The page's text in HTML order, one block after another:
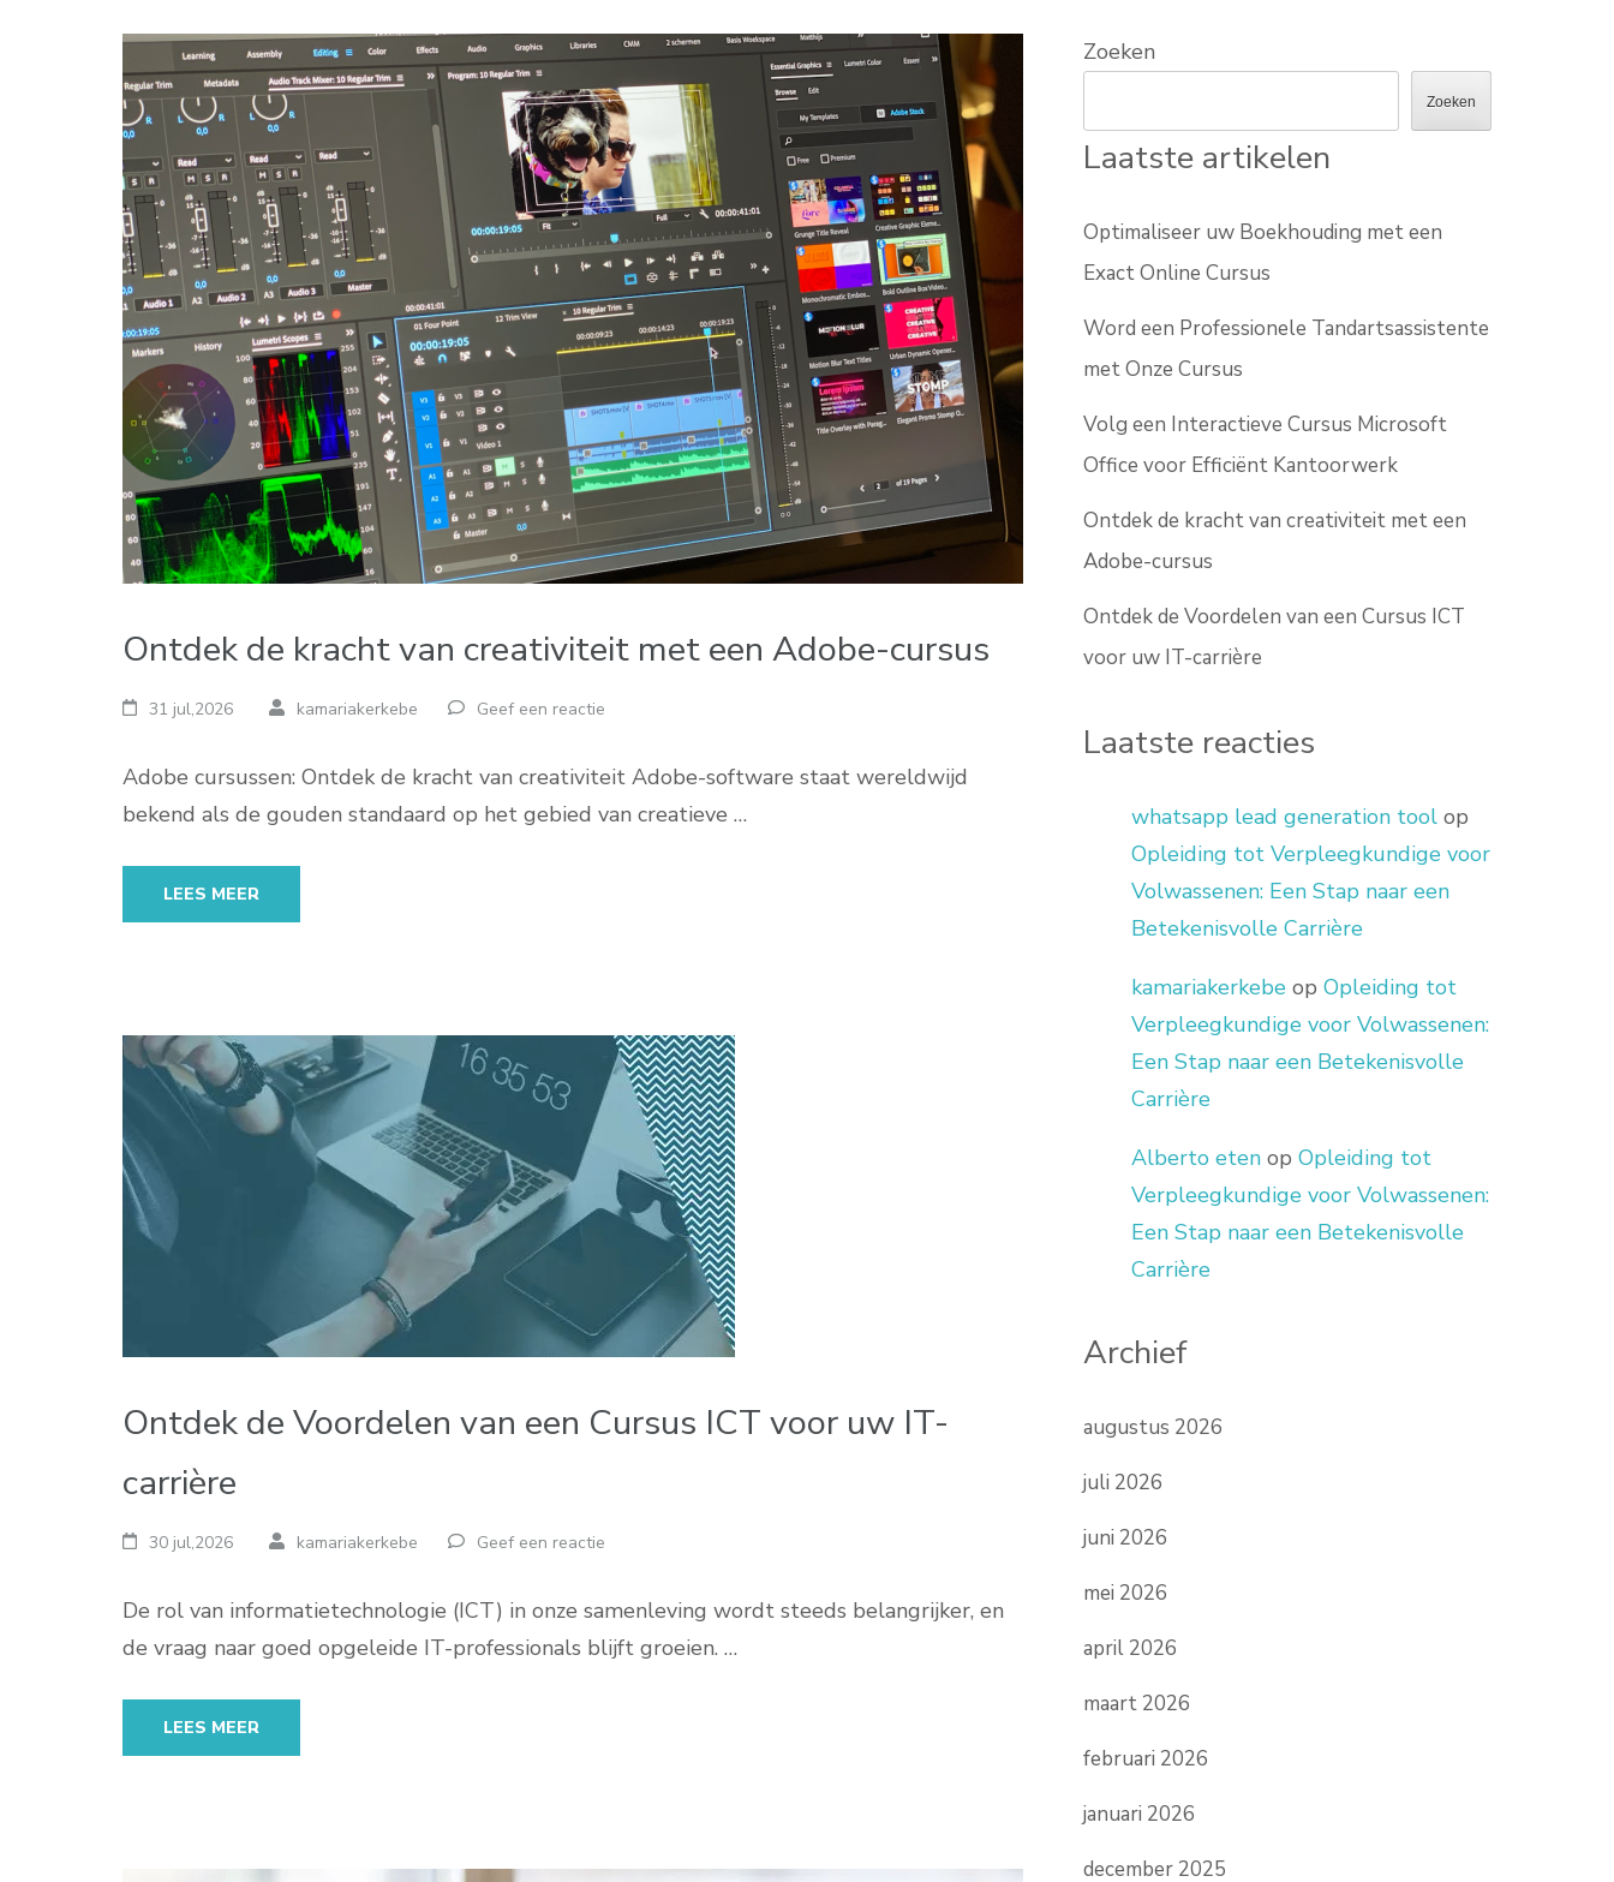
Ontdek de kracht van creativiteit met een Adobe-cursus
31 jul,2026 kamariakerkebe Geef een reactie
Adobe cursussen: Ontdek de kracht van creativiteit Adobe-software staat wereldwijd
bekend als de gouden standaard op het gebied van creatieve …
LEES MEER
Ontdek de Voordelen van een Cursus ICT voor uw IT-
carrière
30 jul,2026 kamariakerkebe Geef een reactie
De rol van informatietechnologie (ICT) in onze samenleving wordt steeds belangrijker, en
de vraag naar goed opgeleide IT-professionals blijft groeien. …
LEES MEER
Zoeken
Zoeken
Laatste artikelen
Optimaliseer uw Boekhouding met een
Exact Online Cursus
Word een Professionele Tandartsassistente
met Onze Cursus
Volg een Interactieve Cursus Microsoft
Office voor Efficiënt Kantoorwerk
Ontdek de kracht van creativiteit met een
Adobe-cursus
Ontdek de Voordelen van een Cursus ICT
voor uw IT-carrière
Laatste reacties
whatsapp lead generation tool op
Opleiding tot Verpleegkundige voor
Volwassenen: Een Stap naar een
Betekenisvolle Carrière
kamariakerkebe opOpleiding tot
Verpleegkundige voor Volwassenen:
Een Stap naar een Betekenisvolle
Carrière
Alberto eten opOpleiding tot
Verpleegkundige voor Volwassenen:
Een Stap naar een Betekenisvolle
Carrière
Archief
augustus 2026
juli 2026
juni 2026
mei 2026
april 2026
maart 2026
februari 2026
januari 2026
december 2025